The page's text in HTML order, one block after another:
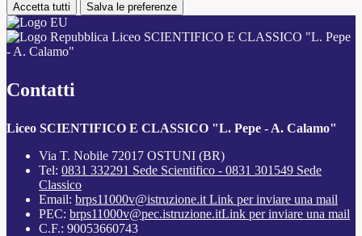
Accetta tutti Salva le preferenze
Liceo SCIENTIFICO E CLASSICO "L. Pepe
- A. Calamo"
Contatti
Liceo SCIENTIFICO E CLASSICO "L. Pepe - A. Calamo"
Via T. Nobile 72017 OSTUNI (BR)
Tel: 0831 332291 Sede Scientifico - 0831 301549 Sede
Classico
Email: brps11000v@istruzione.it Link per inviare una mail
PEC: brps11000v@pec.istruzione.itLink per inviare una mail
C.F.: 90053660743